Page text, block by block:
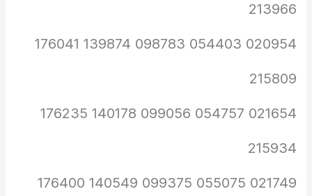
213966
020954 054403 098783 139874 176041
215809
021654 054757 099056 140178 176235
215934
021749 055075 099375 140549 176400